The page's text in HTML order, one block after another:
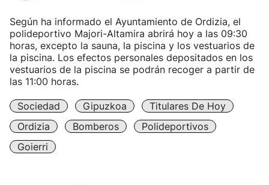
Según ha informado el Ayuntamiento de Ordizia, el
polideportivo Majori-Altamira abrirá hoy a las 09:30
horas, excepto la sauna, la piscina y los vestuarios de
la piscina. Los efectos personales depositados en los
vestuarios de la piscina se podrán recoger a partir de
las 11:00 horas.
Sociedad Gipuzkoa
Titulares De Hoy
Ordizia
Bomberos
Polideportivos
Goierri